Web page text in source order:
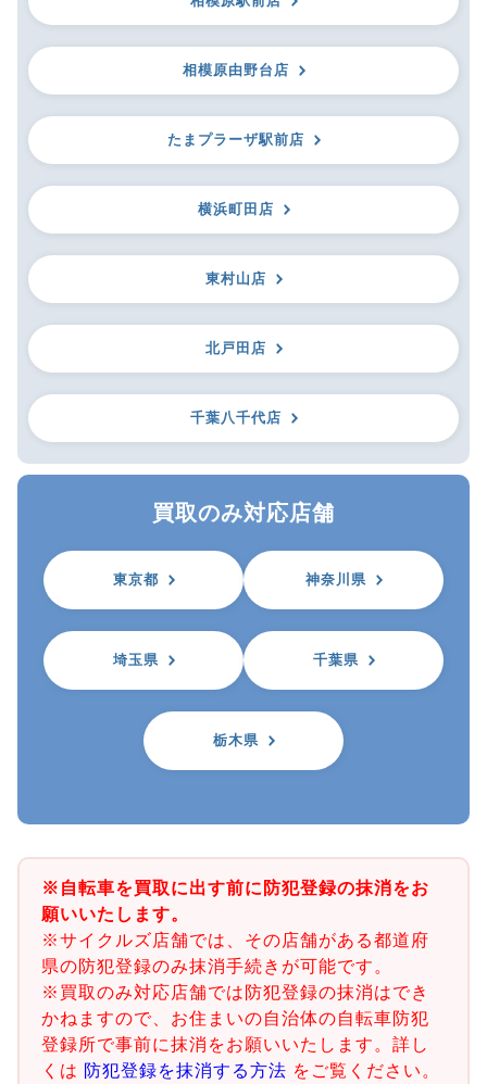
相模原由野台店
たまプラーザ駅前店
横浜町田店
東村山店
北戸田店
千葉八千代店
買取のみ対応店舗
東京都 神奈川県
埼玉県 千葉県
栃木県
※自転車を買取に出す前に防犯登録の抹消をお
願いいたします。
※サイクルズ店舗では、その店舗がある都道府
県の防犯登録のみ抹消手続きが可能です。
※買取のみ対応店舗では防犯登録の抹消はでき
かねますので、お住まいの自治体の自転車防犯
登録所で事前に抹消をお願いいたします。詳し
くは 防犯登録を抹消する方法 をご覧ください。